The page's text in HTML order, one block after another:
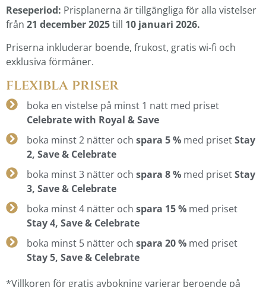
Reseperiod: Prisplanerna är tillgängliga för alla vistelser
från 21 december 2025till 10 januari 2026.
Priserna inkluderar boende, frukost, gratis wi-fi och
exklusiva förmåner.
flexibla priser
boka en vistelse på minst 1 natt med priset
Celebrate with Royal & Save
boka minst 2 nätter och spara 5 % med prisetStay
2, Save & Celebrate
boka minst 3 nätter och spara 8 % med prisetStay
3, Save & Celebrate
boka minst 4 nätter och spara 15 % med priset
Stay 4, Save & Celebrate
boka minst 5 nätter och spara 20 % med priset
Stay 5, Save & Celebrate
*Villkoren för gratis avbokning varierar beroende på